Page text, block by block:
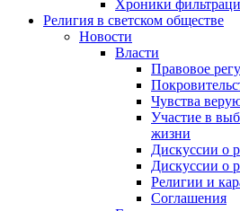
Хроники
Религия в светском обществе
Новости
Власти
Правовое
Чувства
Участие в
жизни
Дискуссии о
Дискуссии о
Религии и
Соглашения